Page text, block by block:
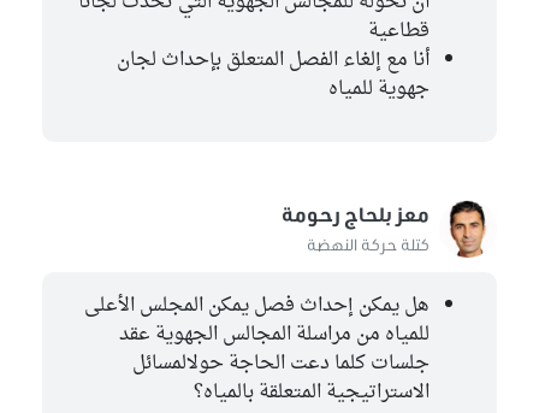
قطاعية
أنا مع إلغاء الفصل المتعلق بإحداث لجان
جهوية للمياه
معز بلحاج رحومة
كتلة حركة النهضة
هل يمكن إحداث فصل يمكن المجلس الأعلى
للمياه من مراسلة المجالس الجهوية عقد
جلسات كلما دعت الحاجة حولالمسائل
الاستراتيجية المتعلقة بالمياه؟